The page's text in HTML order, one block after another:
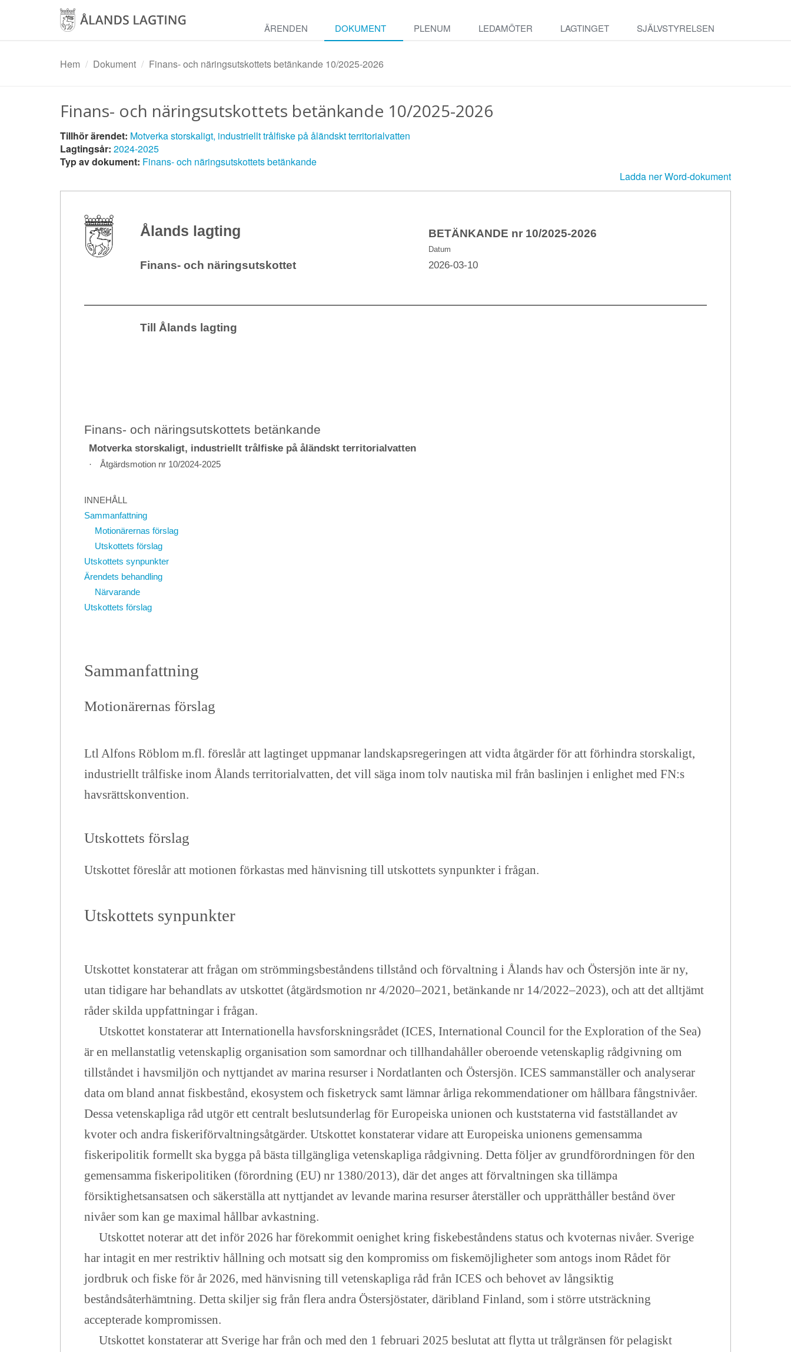
ÄRENDEN DOKUMENT PLENUM LEDAMÖTER LAGTINGET SJÄLVSTYRELSEN
Hem Dokument Finans- och näringsutskottets betänkande 10/2025-2026
Finans- och näringsutskottets betänkande 10/2025-2026
Tillhör ärendet: Motverka storskaligt, industriellt trålfiske på åländskt territorialvatten
Lagtingsår: 2024-2025
Typ av dokument: Finans- och näringsutskottets betänkande
Ladda ner Word-dokument
Ålands lagting BETÄNKANDE nr 10/2025-2026
Datum
Finans- och näringsutskottet 2026-03-10
Till Ålands lagting
Finans- och näringsutskottets betänkande
Motverka storskaligt, industriellt trålfiske på åländskt territorialvatten
· Åtgärdsmotion nr 10/2024-2025
INNEHÅLL
Sammanfattning
Motionärernas förslag
Utskottets förslag
Utskottets synpunkter
Ärendets behandling
Närvarande
Utskottets förslag
Sammanfattning
Motionärernas förslag
Ltl Alfons Röblom m.fl. föreslår att lagtinget uppmanar landskapsregeringen att vidta åtgärder för att förhindra storskaligt,
industriellt trålfiske inom Ålands territorialvatten, det vill säga inom tolv nautiska mil från baslinjen i enlighet med FN:s
havsrättskonvention.
Utskottets förslag
Utskottet föreslår att motionen förkastas med hänvisning till utskottets synpunkter i frågan.
Utskottets synpunkter
Utskottet konstaterar att frågan om strömmingsbeståndens tillstånd och förvaltning i Ålands hav och Östersjön inte är ny,
utan tidigare har behandlats av utskottet (åtgärdsmotion nr 4/2020–2021, betänkande nr 14/2022–2023), och att det alltjämt
råder skilda uppfattningar i frågan.
Utskottet konstaterar att Internationella havsforskningsrådet (ICES, International Council for the Exploration of the Sea)
är en mellanstatlig vetenskaplig organisation som samordnar och tillhandahåller oberoende vetenskaplig rådgivning om
tillståndet i havsmiljön och nyttjandet av marina resurser i Nordatlanten och Östersjön. ICES sammanställer och analyserar
data om bland annat fiskbestånd, ekosystem och fisketryck samt lämnar årliga rekommendationer om hållbara fångstnivåer.
Dessa vetenskapliga råd utgör ett centralt beslutsunderlag för Europeiska unionen och kuststaterna vid fastställandet av
kvoter och andra fiskeriförvaltningsåtgärder. Utskottet konstaterar vidare att Europeiska unionens gemensamma
fiskeripolitik formellt ska bygga på bästa tillgängliga vetenskapliga rådgivning. Detta följer av grundförordningen för den
gemensamma fiskeripolitiken (förordning (EU) nr 1380/2013), där det anges att förvaltningen ska tillämpa
försiktighetsansatsen och säkerställa att nyttjandet av levande marina resurser återställer och upprätthåller bestånd över
nivåer som kan ge maximal hållbar avkastning.
Utskottet noterar att det inför 2026 har förekommit oenighet kring fiskebeståndens status och kvoternas nivåer. Sverige
har intagit en mer restriktiv hållning och motsatt sig den kompromiss om fiskemöjligheter som antogs inom Rådet för
jordbruk och fiske för år 2026, med hänvisning till vetenskapliga råd från ICES och behovet av långsiktig
beståndsåterhämtning. Detta skiljer sig från flera andra Östersjöstater, däribland Finland, som i större utsträckning
accepterade kompromissen.
Utskottet konstaterar att Sverige har från och med den 1 februari 2025 beslutat att flytta ut trålgränsen för pelagiskt